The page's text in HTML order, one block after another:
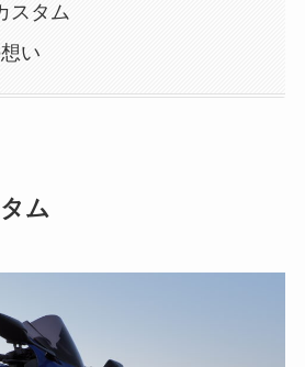
スタム
い
ム